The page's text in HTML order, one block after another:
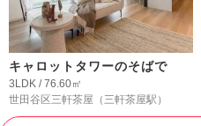
キャロットタワーのそばで
3LDK / 76.60㎡
世田谷区三軒茶屋 （三軒茶屋駅）